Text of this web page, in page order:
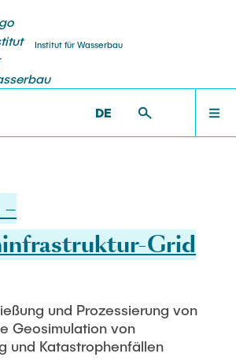
Institut für Wasserbau
DE
Mitarbeitende
Mitarbeitende
FORSCHUNG
Projekte
PUBLIKATIONEN
Grid
und Prozessierung von
Geosimulation von
und Katastrophenfällen